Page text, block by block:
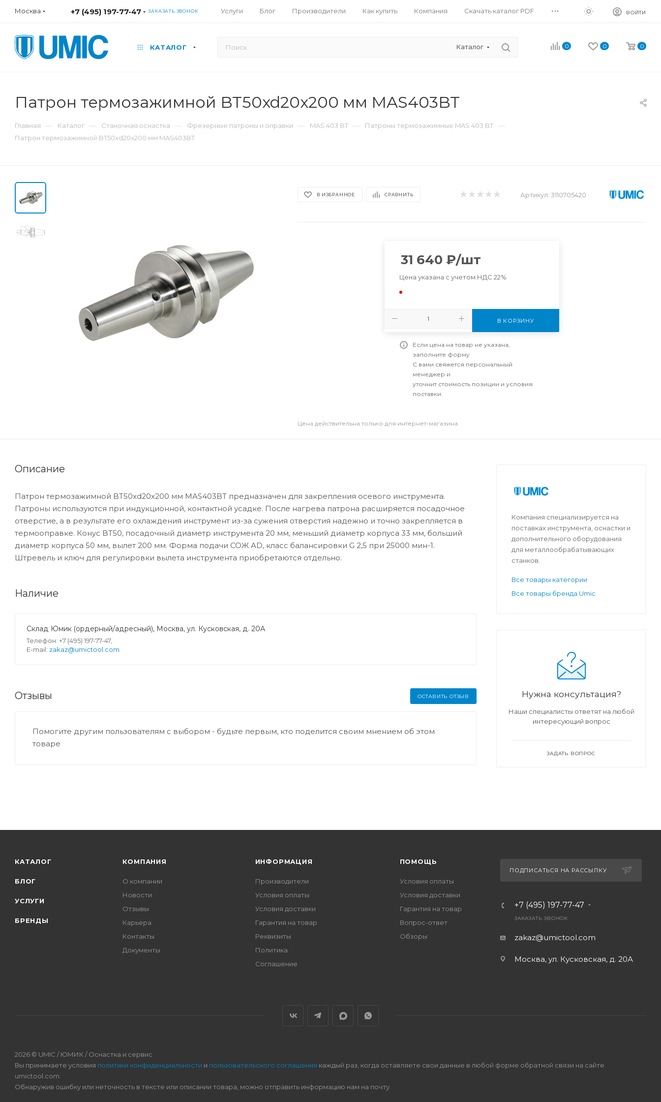
Москва +7 (495) 197-77-47 ЗАКАЗАТЬ ЗВОНОК Услуги Блог Производители Как купить Компания Скачать каталог PDF ... ВОЙТИ
КАТАЛОГ Каталог 0 0 0
Патрон термозажимной BT50xd20x200 мм MAS403BT
Главная — Каталог — Станочная оснастка — Фрезерные патроны и оправки — MAS 403 BT — Патроны термозажимные MAS 403 BT —
Патрон термозажимной BT50xd20x200 мм MAS403BT
В ИЗБРАННОЕ СРАВНИТЬ Артикул: 3110705420
31 640 ₽/шт
Цена указана с учетом НДС 22%
В КОРЗИНУ
Если цена на товар не указана,
заполните форму
С вами свяжется персональный
менеджер и
уточнит стоимость позиции и условия
поставки.
Цена действительна только для интернет-магазина
Описание
Патрон термозажимной BT50xd20x200 мм MAS403BT предназначен для закрепления осевого инструмента.
Патроны используются при индукционной, контактной усадке. После нагрева патрона расширяется посадочное
отверстие, а в результате его охлаждения инструмент из-за сужения отверстия надежно и точно закрепляется в
термооправке. Конус BT50, посадочный диаметр инструмента 20 мм, меньший диаметр корпуса 33 мм, больший
диаметр корпуса 50 мм, вылет 200 мм. Форма подачи СОЖ AD, класс балансировки G 2,5 при 25000 мин-1.
Штревель и ключ для регулировки вылета инструмента приобретаются отдельно.
Наличие
Склад Юмик (ордерный/адресный), Москва, ул. Кусковская, д. 20А
Телефон: +7 (495) 197-77-47,
E-mail: zakaz@umictool.com
Отзывы ОСТАВИТЬ ОТЗЫВ
Помогите другим пользователям с выбором - будьте первым, кто поделится своим мнением об этом
товаре
Компания специализируется на
поставках инструмента, оснастки и
дополнительного оборудования
для металлообрабатывающих
станков.
Все товары категории
Все товары бренда Umic
Нужна консультация?
Наши специалисты ответят на любой
интересующий вопрос
ЗАДАТЬ ВОПРОС
КАТАЛОГ
БЛОГ
УСЛУГИ
БРЕНДЫ
КОМПАНИЯ
О компании
Новости
Отзывы
Карьера
Контакты
Документы
ИНФОРМАЦИЯ
Производители
Условия оплаты
Условия доставки
Гарантия на товар
Реквизиты
Политика
Соглашение
ПОМОЩЬ
Условия оплаты
Условия доставки
Гарантия на товар
Вопрос-ответ
Обзоры
ПОДПИСАТЬСЯ НА РАССЫЛКУ
+7 (495) 197-77-47
ЗАКАЗАТЬ ЗВОНОК
zakaz@umictool.com
Москва, ул. Кусковская, д. 20А
2026 © UMIC / ЮМИК / Оснастка и сервис
Вы принимаете условия политики конфиденциальности и пользовательского соглашения каждый раз, когда оставляете свои данные в любой форме обратной связи на сайте
umictool.com.
Обнаружив ошибку или неточность в тексте или описании товара, можно отправить информацию нам на почту.